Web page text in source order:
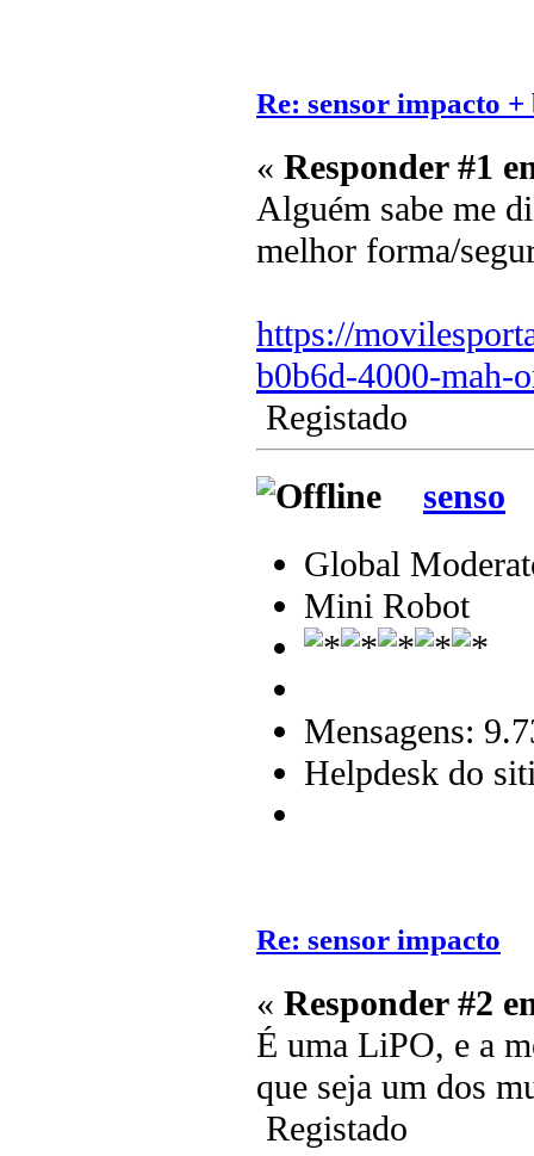
Re: sensor impacto
« Responder #1
Alguém sabe me
melhor forma/
https://
b0b6d-4000-mah-
Registado
senso
Global
Mini Robot
Mensagens:
Helpdesk do
Re: sensor impacto
« Responder #2
É uma LiPO, e a
que seja um dos
Registado